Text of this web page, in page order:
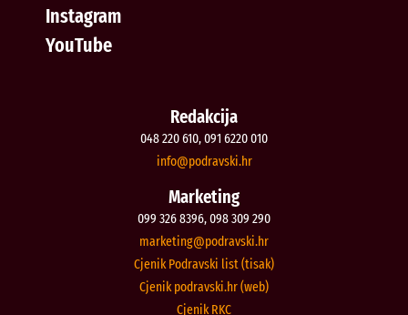
Instagram
YouTube
Redakcija
048 220 610, 091 6220 010
rh.iksvardop
@ofni
Marketing
099 326 8396, 098 309 290
rh.iksvardop
@gnitekram
Cjenik Podravski list (tisak)
Cjenik podravski.hr (web)
Cjenik RKC